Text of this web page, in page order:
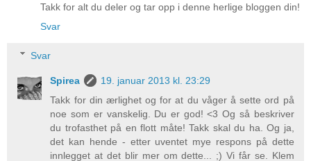
Takk for alt du deler og tar opp i denne herlige bloggen din!
Svar
Svar
Spirea
19. januar 2013 kl. 23:29
Takk for din ærlighet og for at du våger å sette ord på
noe som er vanskelig. Du er god! <3 Og så beskriver
du trofasthet på en flott måte! Takk skal du ha. Og ja,
det kan hende - etter uventet mye respons på dette
innlegget at det blir mer om dette... ;) Vi får se. Klem